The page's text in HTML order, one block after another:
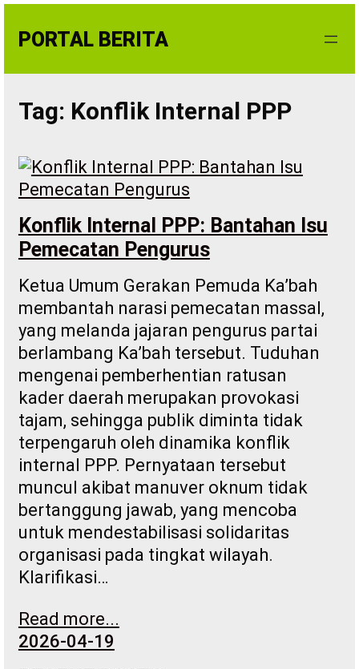
toPORTAL BERITA
Tag: Konflik Internal PPP
Konflik Internal PPP: Bantahan Isu
Pemecatan Pengurus
Ketua Umum Gerakan Pemuda Ka’bah
membantah narasi pemecatan massal,
yang melanda jajaran pengurus partai
berlambang Ka’bah tersebut. Tuduhan
mengenai pemberhentian ratusan
kader daerah merupakan provokasi
tajam, sehingga publik diminta tidak
terpengaruh oleh dinamika konflik
internal PPP. Pernyataan tersebut
muncul akibat manuver oknum tidak
bertanggung jawab, yang mencoba
untuk mendestabilisasi solidaritas
organisasi pada tingkat wilayah.
Klarifikasi…
Read more...
2026-04-19